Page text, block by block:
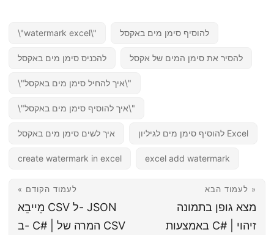
\"watermark excel\" להוסיף סימן מים באקסל
להכניס סימן מים באקסל להסיר את סימן המים של אקסל
\"איך להחיל סימן מים באקסל\"
\"איך להוסיף סימן מים באקסל\"
איך לשים סימן מים באקסל להוסיף סימן מים לגיליון Excel
create watermark in excel excel add watermark
« לעמוד הקודם
מֵייבֵא CSV ל- JSON
ב- C# | המרה של CSV
לעמוד הבא »
מצא גופן בתמונה
באמצעות C# | זיהוי